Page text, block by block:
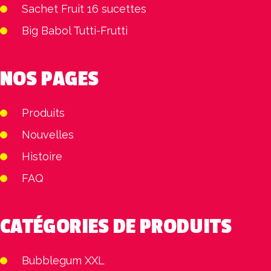
Sachet Fruit 16 sucettes
Big Babol Tutti-Frutti
NOS PAGES
Produits
Nouvelles
Histoire
FAQ
CATÉGORIES DE PRODUITS
Bubblegum XXL